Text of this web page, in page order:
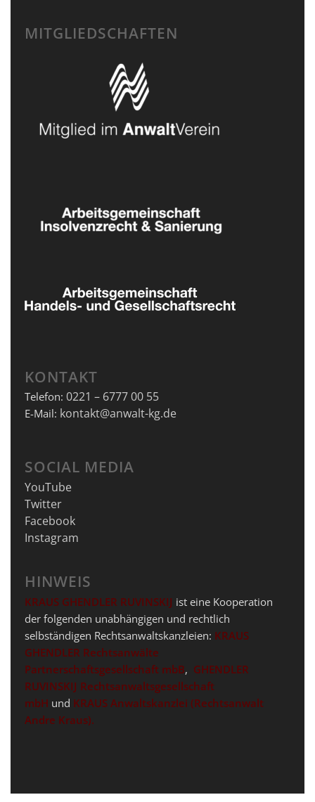
MITGLIEDSCHAFTEN
KONTAKT
Telefon:0221 – 6777 00 55
E-Mail: kontakt@anwalt-kg.de
SOCIAL MEDIA
YouTube
Twitter
Facebook
Instagram
HINWEIS
KRAUS GHENDLER RUVINSKIJ ist eine Kooperation
der folgenden unabhängigen und rechtlich
selbständigen Rechtsanwaltskanzleien: KRAUS
GHENDLER Rechtsanwälte
Partnerschaftsgesellschaft mbB, GHENDLER
RUVINSKIJ Rechtsanwaltsgesellschaft
mbH und KRAUS Anwaltskanzlei (Rechtsanwalt
Andre Kraus).